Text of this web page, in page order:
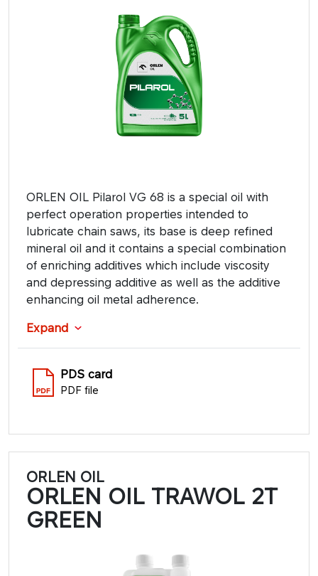
ORLEN OIL Pilarol VG 68 is a special oil with
perfect operation properties intended to
lubricate chain saws, its base is deep refined
mineral oil and it contains a special combination
of enriching additives which include viscosity
and depressing additive as well as the additive
enhancing oil metal adherence.
Expand
PDS card
PDF file
ORLEN OIL
ORLEN OIL TRAWOL 2T
GREEN